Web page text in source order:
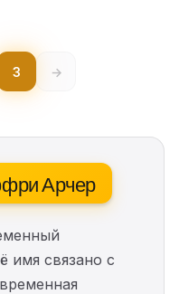
3 →
Арчер
имя связано с